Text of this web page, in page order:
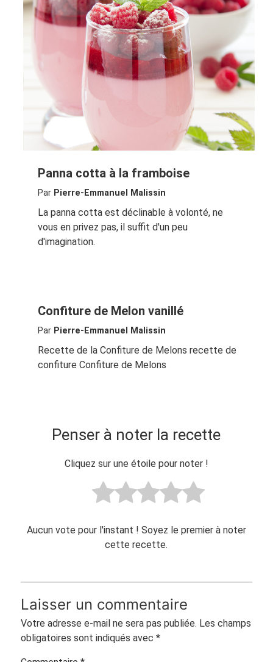
Panna cotta à la framboise
Par Pierre-Emmanuel Malissin
La panna cotta est déclinable à volonté, ne
vous en privez pas, il suffit d'un peu
d'imagination.
Confiture de Melon vanillé
Par Pierre-Emmanuel Malissin
Recette de la Confiture de Melons recette de
confiture Confiture de Melons
Penser à noter la recette
Cliquez sur une étoile pour noter !
Aucun vote pour l'instant ! Soyez le premier à noter
cette recette.
Laisser un commentaire
Votre adresse e-mail ne sera pas publiée. Les champs
obligatoires sont indiqués avec *